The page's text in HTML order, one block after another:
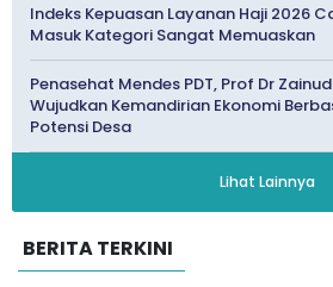
Indeks Kepuasan Layanan Haji 2026
Masuk Kategori Sangat Memuaskan
Penasehat Mendes PDT, Prof Dr
Wujudkan Kemandirian Ekonomi
Potensi Desa
Lihat Lainnya
BERITA TERKINI